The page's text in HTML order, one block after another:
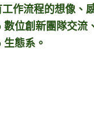
作流程的想像、
位創新團隊交流
態系。